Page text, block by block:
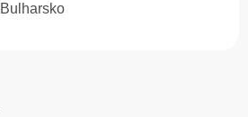
Bulharsko